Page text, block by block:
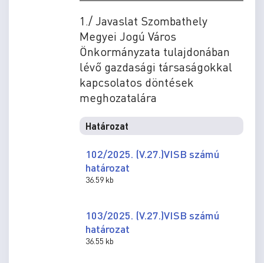
1./ Javaslat Szombathely
Megyei Jogú Város
Önkormányzata tulajdonában
lévő gazdasági társaságokkal
kapcsolatos döntések
meghozatalára
Határozat
102/2025. (V.27.)VISB számú
határozat
36.59 kb
103/2025. (V.27.)VISB számú
határozat
36.55 kb